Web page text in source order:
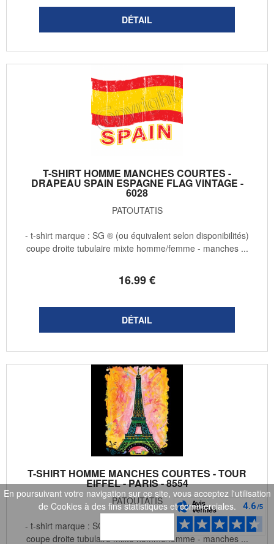
T-SHIRT HOMME MANCHES COURTES -
DRAPEAU SPAIN ESPAGNE FLAG VINTAGE -
6028
PATOUTATIS
16.99€
- t-shirt marque : SG ® (ou équivalent selon disponibilités)
coupe droite tubulaire mixte homme/femme - manches ...
T-SHIRT HOMME MANCHES COURTES - TOUR
EIFFEL - PARIS - 8554
PATOUTATIS
- t-shirt marque : SG ® (ou équivalent selon disponibilités)
coupe droite tubulaire mixte homme/femme - manches ...
En poursuivant votre navigation sur ce site, vous acceptez l'utilisation
de Cookies à des fins statistiques et commerciales.